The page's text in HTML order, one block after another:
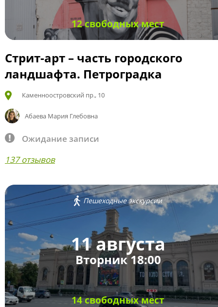
12 свободных мест
Стрит-арт – часть городского
ландшафта. Петроградка
Каменноостровский пр., 10
Абаева Мария Глебовна
Ожидание записи
137 отзывов
Пешеходные экскурсии
11 августа
Вторник 18:00
14 свободных мест